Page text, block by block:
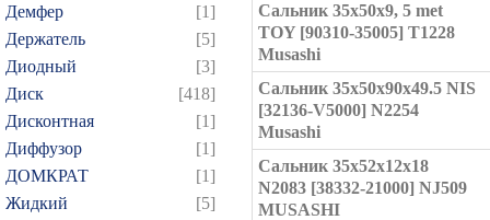
Демфер
[1]
Держатель
[5]
Диодный
[3]
Диск
[418]
Дисконтная
[1]
Диффузор
[1]
ДОМКРАТ
[1]
Жидкий
[5]
Сальник 35x50x9, 5 met
TOY [90310-35005] T1228
Musashi
Сальник 35x50x90x49.5 NIS
[32136-V5000] N2254
Musashi
Сальник 35x52x12x18
N2083 [38332-21000] NJ509
MUSASHI